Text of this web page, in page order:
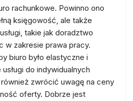
rachunkowe. Powinno ono
księgowość, ale także
takie jak doradztwo
w zakresie prawa pracy.
biuro było elastyczne i
do indywidualnych
zwrócić uwagę na ceny
oferty. Dobrze jest